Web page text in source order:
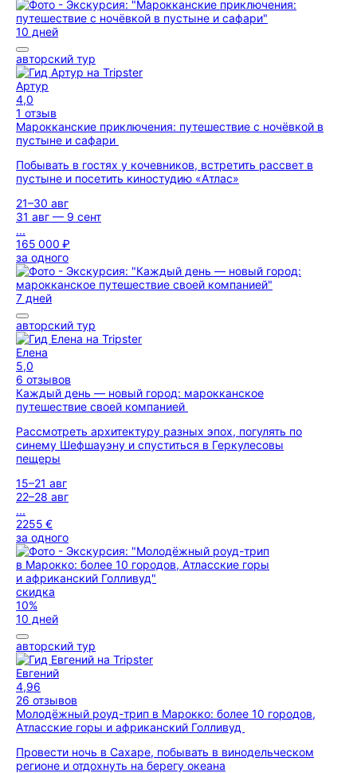
10 дней
авторский тур
Артур
4,0
1 отзыв
Марокканские приключения: путешествие с ночёвкой в
пустыне и сафари
Побывать в гостях у кочевников, встретить рассвет в
пустыне и посетить киностудию «Атлас»
21–30 авг
31 авг — 9 сент
...
165 000 ₽
за одного
7 дней
авторский тур
Елена
5,0
6 отзывов
Каждый день — новый город: марокканское
путешествие своей компанией
Рассмотреть архитектуру разных эпох, погулять по
синему Шефшауэну и спуститься в Геркулесовы
пещеры
15–21 авг
22–28 авг
...
2255 €
за одного
скидка
10%
10 дней
авторский тур
Евгений
4,96
26 отзывов
Молодёжный роуд-трип в Марокко: более 10 городов,
Атласские горы и африканский Голливуд
Провести ночь в Сахаре, побывать в винодельческом
регионе и отдохнуть на берегу океана